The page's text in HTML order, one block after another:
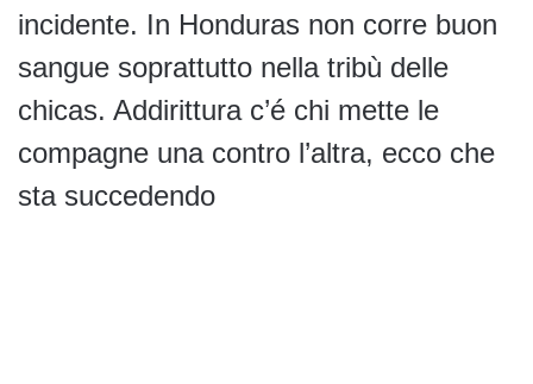
incidente. In Honduras non corre buon
sangue soprattutto nella tribù delle
chicas. Addirittura c’é chi mette le
compagne una contro l’altra, ecco che
sta succedendo